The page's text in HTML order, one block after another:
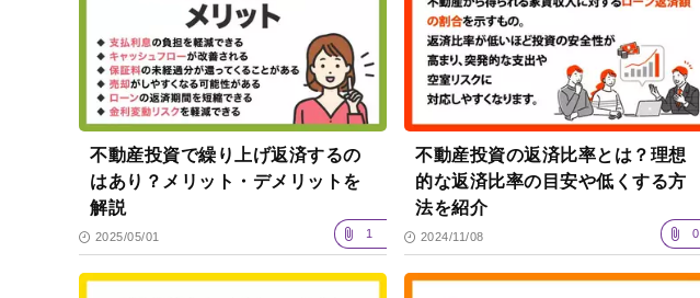
不動産投資で繰り上げ返済するの
はあり？メリット・デメリットを
解説
2025/05/01 1
不動産投資の返済比率とは？理想
的な返済比率の目安や低くする方
法を紹介
2024/11/08 0